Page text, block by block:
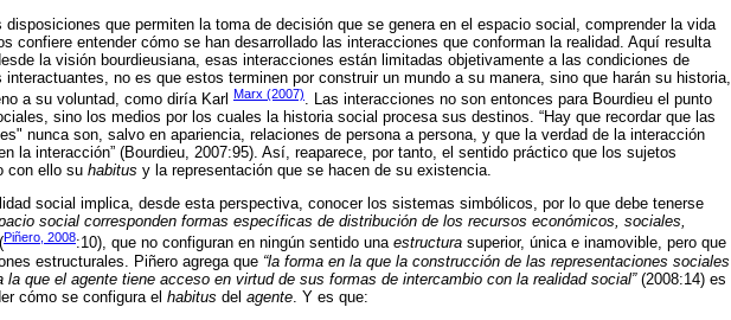
disposiciones que permiten la toma de decisión que se genera en el espacio social, comprender la vida
confiere entender cómo se han desarrollado las interacciones que conforman la realidad. Aquí resulta
la visión bourdieusiana, esas interacciones están limitadas objetivamente a las condiciones de
no es que estos terminen por construir un mundo a su manera, sino que harán su historia,
a su voluntad, como diría Karl Marx (2007)
. Las interacciones no son entonces para Bourdieu el punto
sino los medios por los cuales la historia social procesa sus destinos. “Hay que recordar que las
nunca son, salvo en apariencia, relaciones de persona a persona, y que la verdad de la interacción
la interacción” (Bourdieu, 2007:95). Así, reaparece, por tanto, el sentido práctico que los sujetos
con ello su habitus y la representación que se hacen de su existencia.
social implica, desde esta perspectiva, conocer los sistemas simbólicos, por lo que debe tenerse
social corresponden formas específicas de distribución de los recursos económicos, sociales,
Piñero, 2008:10), que no configuran en ningún sentido una estructura superior, única e inamovible, pero que
estructurales. Piñero agrega que “la forma en la que la construcción de las representaciones sociales
la que el agente tiene acceso en virtud de sus formas de intercambio con la realidad social”(2008:14) es
cómo se configura el habitus del agente . Y es que: